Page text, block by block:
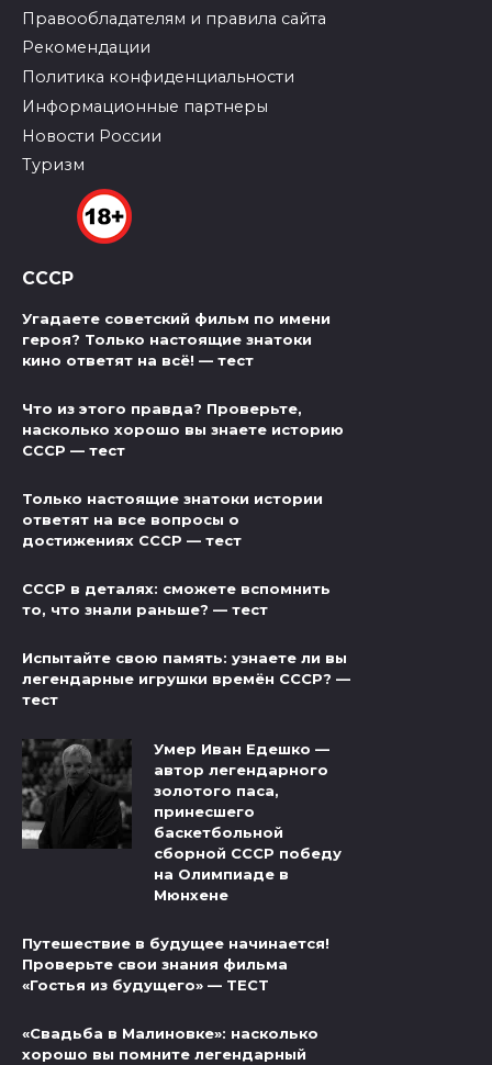
Правообладателям и правила сайта
Рекомендации
Политика конфиденциальности
Информационные партнеры
Новости России
Туризм
СССР
Угадаете советский фильм по имени
героя? Только настоящие знатоки
кино ответят на всё! — тест
Что из этого правда? Проверьте,
насколько хорошо вы знаете историю
СССР — тест
Только настоящие знатоки истории
ответят на все вопросы о
достижениях СССР — тест
СССР в деталях: сможете вспомнить
то, что знали раньше? — тест
Испытайте свою память: узнаете ли вы
легендарные игрушки времён СССР? —
тест
Умер Иван Едешко —
автор легендарного
золотого паса,
принесшего
баскетбольной
сборной СССР победу
на Олимпиаде в
Мюнхене
Путешествие в будущее начинается!
Проверьте свои знания фильма
«Гостья из будущего» — ТЕСТ
«Свадьба в Малиновке»: насколько
хорошо вы помните легендарный